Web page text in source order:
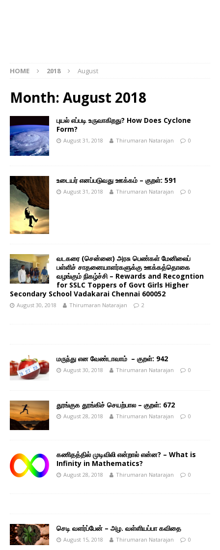
HOME 2018 August
Month: August 2018
புயல் எப்படி உருவாகிறது? How Does Cyclone
Form?
August 31, 2018 Thirumaran Natarajan 0
உடையர் எனப்படுவது ஊக்கம் – குறள்: 591
August 31, 2018 Thirumaran Natarajan 0
வடகரை (சென்னை) அரசு பெண்கள் மேனிலைப்
பள்ளிச் சாதனையாளர்களுக்கு ஊக்கத்தொகை
வழங்கும் நிகழ்ச்சி – Rewards and Recogntion
for SSLC Toppers of Govt Girls Higher
Secondary School Vadakarai Chennai 600052
August 30, 2018 Thirumaran Natarajan 2
மருந்து என வேண்டாவாம் – குறள்: 942
August 30, 2018 Thirumaran Natarajan 0
தூங்குக தூங்கிச் செயற்பால – குறள்: 672
August 28, 2018 Thirumaran Natarajan 0
கணிதத்தில் முடிவிலி என்றால் என்ன? – What is
Infinity in Mathematics?
August 28, 2018 Thirumaran Natarajan 0
செடி வளர்ப்பேன் – அழ. வள்ளியப்பா கவிதை
August 15, 2018 Thirumaran Natarajan 0